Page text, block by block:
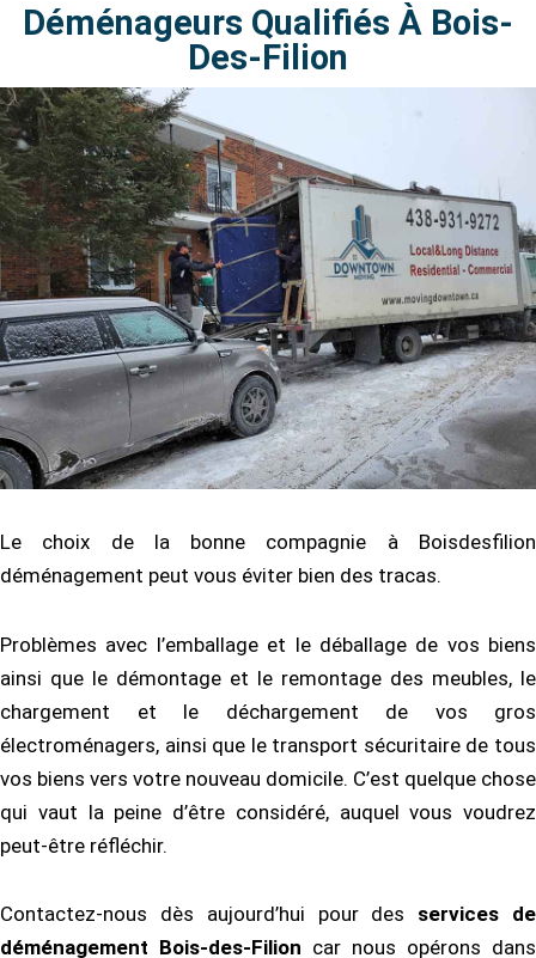
Déménageurs Qualifiés À Bois-
Des-Filion
Le choix de la bonne compagnie à Boisdesfilion
déménagement peut vous éviter bien des tracas.
Problèmes avec l’emballage et le déballage de vos biens
ainsi que le démontage et le remontage des meubles, le
chargement et le déchargement de vos gros
électroménagers, ainsi que le transport sécuritaire de tous
vos biens vers votre nouveau domicile. C’est quelque chose
qui vaut la peine d’être considéré, auquel vous voudrez
peut-être réfléchir.
Contactez-nous dès aujourd’hui pour des services de
déménagement Bois-des-Filion car nous opérons dans